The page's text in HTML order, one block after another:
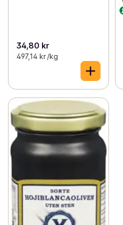
34,80 kr
497,14 kr /kg